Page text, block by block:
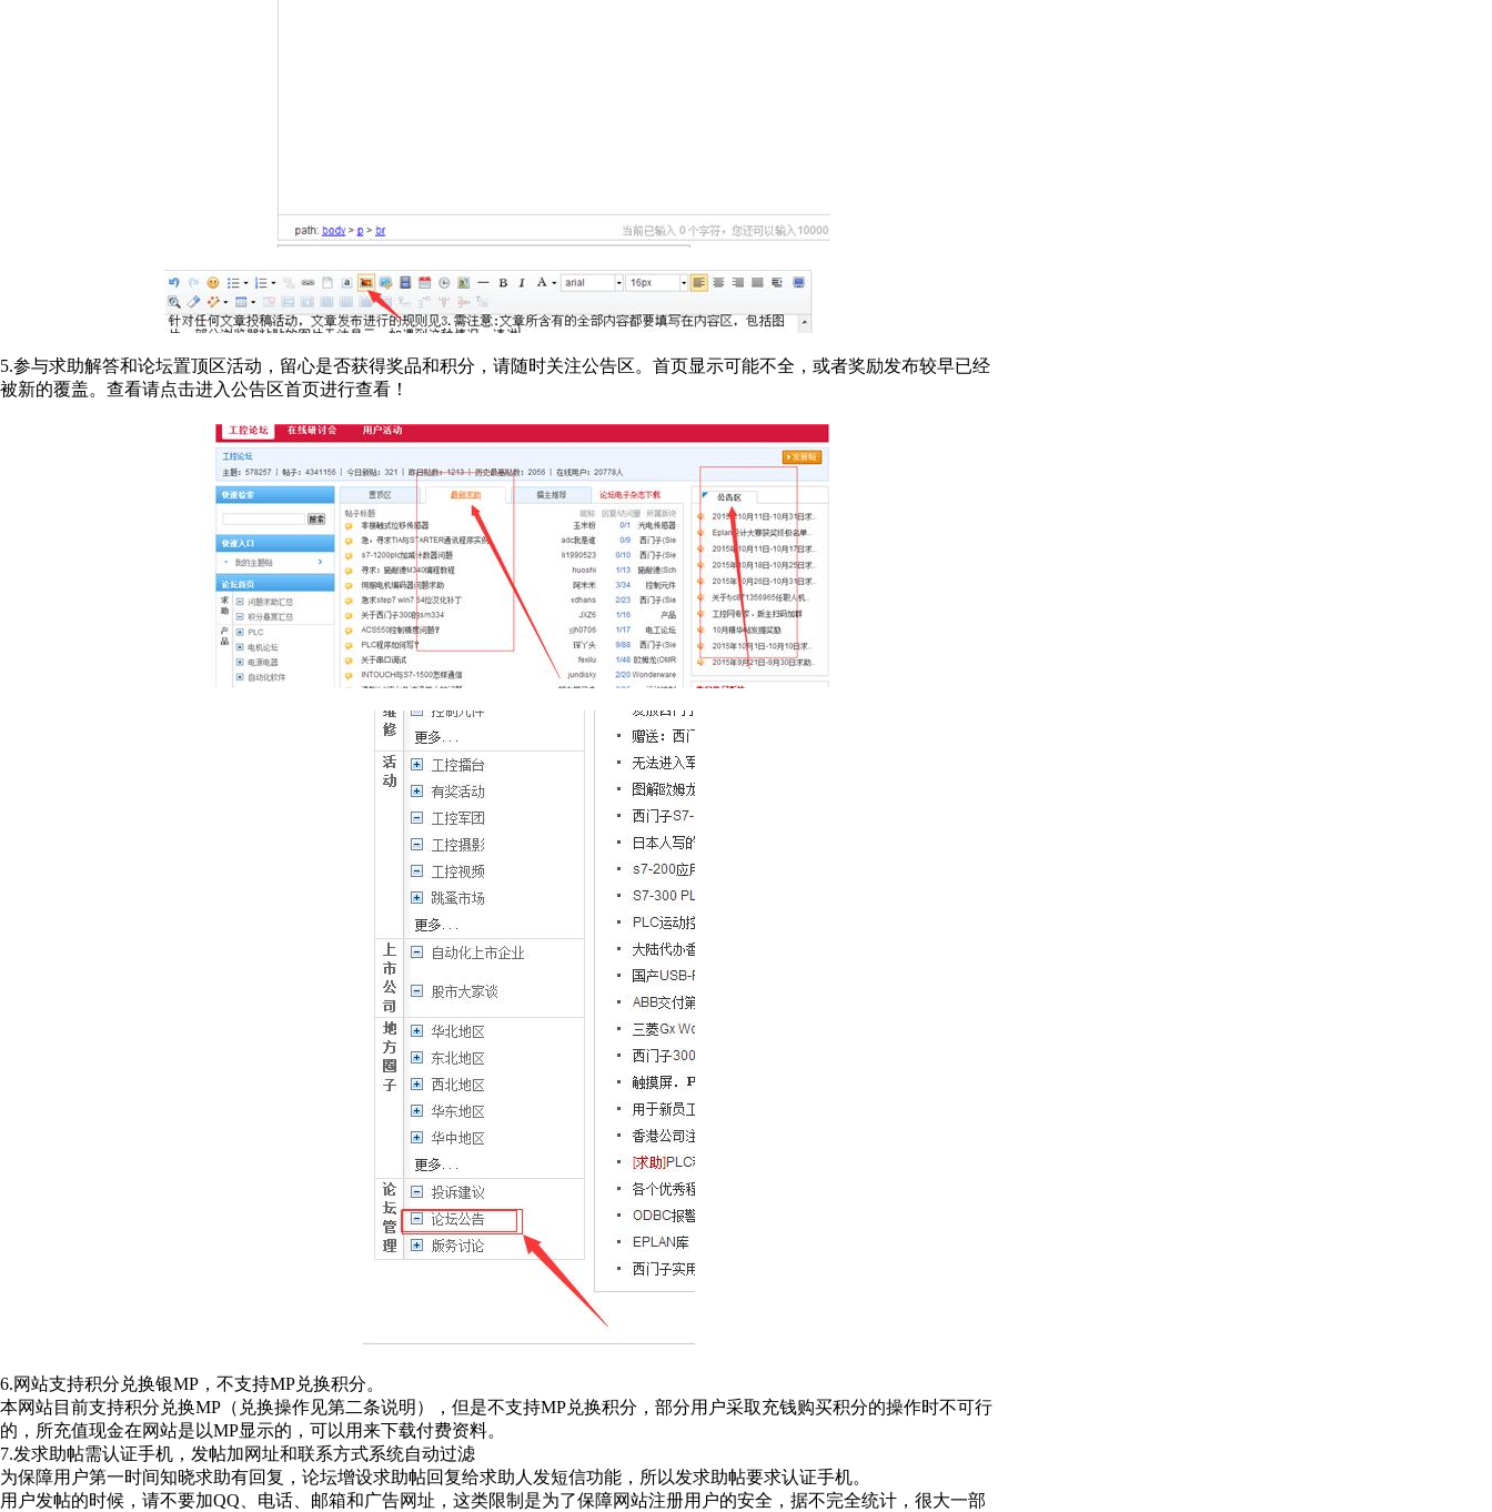
5.参与求助解答和论坛置顶区活动，留心是否获得奖品和积分，请随时关注公告区。首页显示可能不全，或者奖励发布较早已经
被新的覆盖。查看请点击进入公告区首页进行查看！
6.网站支持积分兑换银MP，不支持MP兑换积分。
本网站目前支持积分兑换MP（兑换操作见第二条说明），但是不支持MP兑换积分，部分用户采取充钱购买积分的操作时不可行
的，所充值现金在网站是以MP显示的，可以用来下载付费资料。
7.发求助帖需认证手机，发帖加网址和联系方式系统自动过滤
为保障用户第一时间知晓求助有回复，论坛增设求助帖回复给求助人发短信功能，所以发求助帖要求认证手机。
用户发帖的时候，请不要加QQ、电话、邮箱和广告网址，这类限制是为了保障网站注册用户的安全，据不完全统计，很大一部